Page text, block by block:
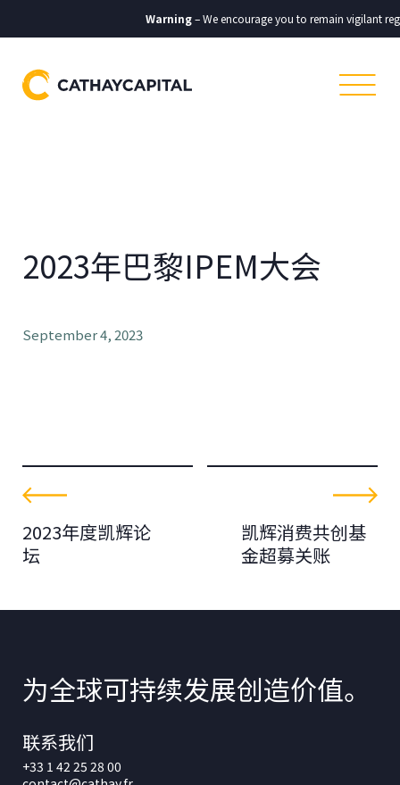
Warning– We encourage you to remain vigilant
2023年巴黎IPEM大会
September 4, 2023
2023年度凯辉论
坛
凯辉消费共创基
金超募关账
为全球可持续发展创造价值。
联系我们
+33 1 42 25 28 00